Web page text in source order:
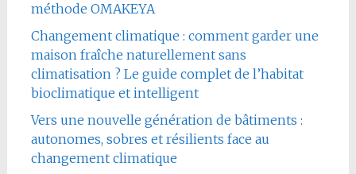
méthode OMAKEYA
Changement climatique : comment garder une
maison fraîche naturellement sans
climatisation ? Le guide complet de l’habitat
bioclimatique et intelligent
Vers une nouvelle génération de bâtiments :
autonomes, sobres et résilients face au
changement climatique